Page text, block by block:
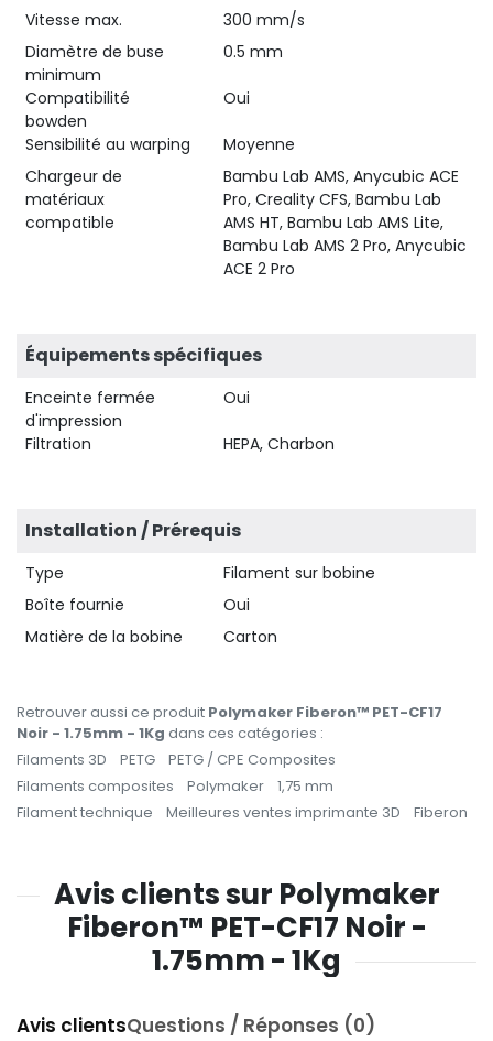
Vitesse max.
300 mm/s
Diamètre de buse
minimum
0.5 mm
Compatibilité
bowden
Oui
Sensibilité au warping
Moyenne
Chargeur de
matériaux
compatible
Bambu Lab AMS, Anycubic ACE
Pro, Creality CFS, Bambu Lab
AMS HT, Bambu Lab AMS Lite,
Bambu Lab AMS 2 Pro, Anycubic
ACE 2 Pro
Équipements spécifiques
Enceinte fermée
d'impression
Oui
Filtration HEPA, Charbon
Installation / Prérequis
Type
Filament sur bobine
Boîte fournie
Oui
Matière de la bobine
Carton
Retrouver aussi ce produit Polymaker Fiberon™ PET-CF17
Noir - 1.75mm - 1Kg dans ces catégories :
Filaments 3D
PETG
PETG / CPE Composites
Filaments composites
Polymaker
1,75 mm
Filament technique
Meilleures ventes imprimante 3D Fiberon
Avis clients sur Polymaker
Fiberon™ PET-CF17 Noir -
1.75mm - 1Kg
Avis clientsQuestions / Réponses (0)